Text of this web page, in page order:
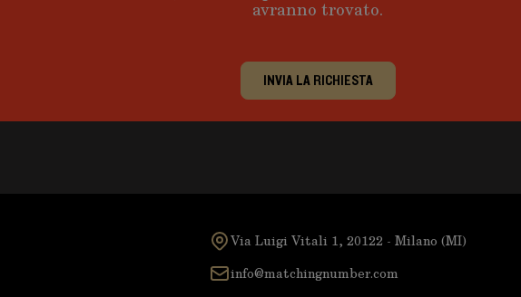
avranno trovato.
INVIA LA RICHIESTA
Via Luigi Vitali 1, 20122 - Milano (MI)
info@matchingnumber.com